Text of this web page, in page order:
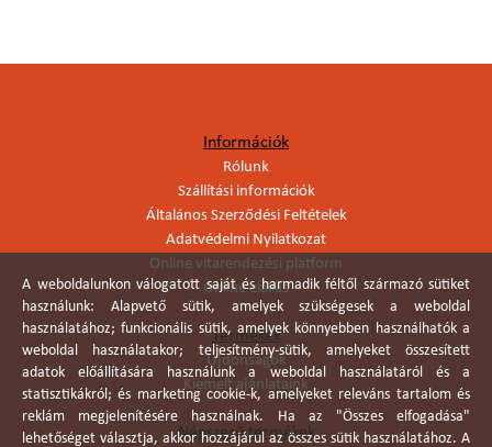
Információk
Rólunk
Szállítási információk
Általános Szerződési Feltételek
Adatvédelmi Nyilatkozat
Online vitarendezési platform
Online elállás
Termékek
Újdonságok
Kiemelt ajánlataink
Népszerű termékek
A weboldalunkon válogatott saját és harmadik féltől származó sütiket
használunk: Alapvető sütik, amelyek szükségesek a weboldal
használatához; funkcionális sütik, amelyek könnyebben használhatók a
weboldal használatakor; teljesítmény-sütik, amelyeket összesített
adatok előállítására használunk a weboldal használatáról és a
statisztikákról; és marketing cookie-k, amelyeket releváns tartalom és
reklám megjelenítésére használnak. Ha az "Összes elfogadása"
lehetőséget választja, akkor hozzájárul az összes sütik használatához. A